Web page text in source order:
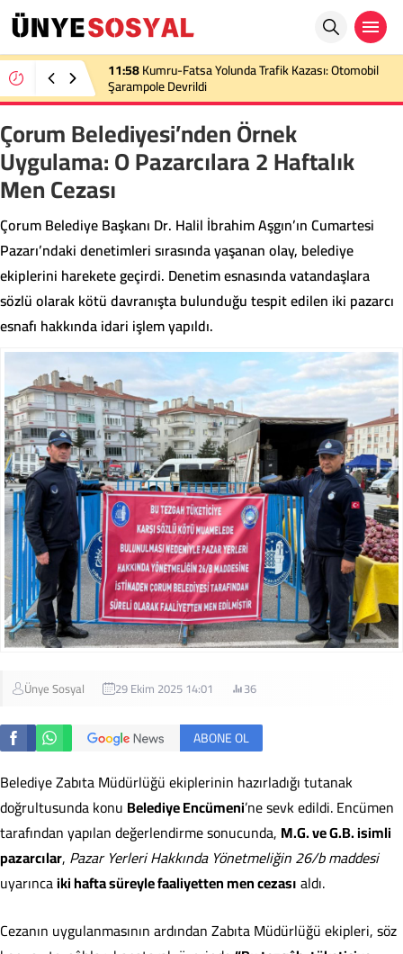
11:58Kumru-Fatsa Yolunda Trafik Kazası: Otomobil
Şarampole Devrildi
Çorum Belediyesi’nden Örnek
Uygulama: O Pazarcılara 2 Haftalık
Men Cezası
Çorum Belediye Başkanı Dr. Halil İbrahim Aşgın’ın Cumartesi
Pazarı’ndaki denetimleri sırasında yaşanan olay, belediye
ekiplerini harekete geçirdi. Denetim esnasında vatandaşlara
sözlü olarak kötü davranışta bulunduğu tespit edilen iki pazarcı
esnafı hakkında idari işlem yapıldı.
Ünye Sosyal 29 Ekim 2025 14:01 36
ABONE OL
Belediye Zabıta Müdürlüğü ekiplerinin hazırladığı tutanak
doğrultusunda konu Belediye Encümeni’ne sevk edildi. Encümen
tarafından yapılan değerlendirme sonucunda, M.G. ve G.B. isimli
pazarcılar, Pazar Yerleri Hakkında Yönetmeliğin 26/b maddesi
uyarıncaiki hafta süreyle faaliyetten men cezasıaldı.
Cezanın uygulanmasının ardından Zabıta Müdürlüğü ekipleri, söz